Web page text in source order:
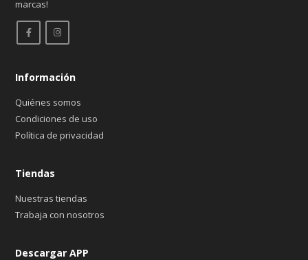
marcas!
Información
Quiénes somos
Condiciones de uso
Política de privacidad
Tiendas
Nuestras tiendas
Trabaja con nosotros
Descargar APP